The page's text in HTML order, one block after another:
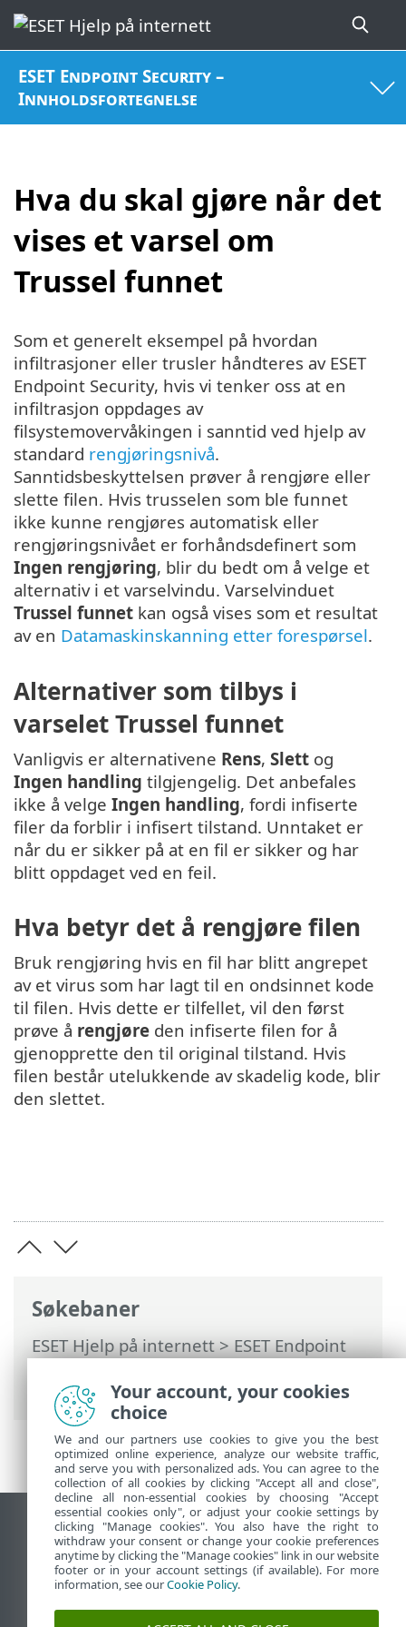
ESET Endpoint Security –
Innholdsfortegnelse
Hva du skal gjøre når det
vises et varsel om
Trussel funnet
Søkebaner
ESET Hjelp på internett>ESET Endpoint
> Trussel funnet
Som et generelt eksempel på hvordan
infiltrasjoner eller trusler håndteres av ESET
Endpoint Security, hvis vi tenker oss at en
infiltrasjon oppdages av
filsystemovervåkingen i sanntid ved hjelp av
standard rengjøringsnivå.
Sanntidsbeskyttelsen prøver å rengjøre eller
slette filen. Hvis trusselen som ble funnet
ikke kunne rengjøres automatisk eller
rengjøringsnivået er forhåndsdefinert som
Ingen rengjøring, blir du bedt om å velge et
alternativ i et varselvindu. Varselvinduet
Trussel funnet kan også vises som et resultat
av en Datamaskinskanning etter forespørsel.
Alternativer som tilbys i
varselet Trussel funnet
Vanligvis er alternativene Rens, Slett og
Ingen handling tilgjengelig. Det anbefales
ikke å velge Ingen handling, fordi infiserte
filer da forblir i infisert tilstand. Unntaket er
når du er sikker på at en fil er sikker og har
blitt oppdaget ved en feil.
Hva betyr det å rengjøre filen
Bruk rengjøring hvis en fil har blitt angrepet
av et virus som har lagt til en ondsinnet kode
til filen. Hvis dette er tilfellet, vil den først
prøve å rengjøre den infiserte filen for å
gjenopprette den til original tilstand. Hvis
filen består utelukkende av skadelig kode, blir
den slettet.
Se fullversjon av siden
End of Life
ESET Kunnskapsbase
ESET Status Portal
Your account, your cookies
choice
We and our partners use cookies to give you the best
optimized online experience, analyze our website traffic,
and serve you with personalized ads. You can agree to the
collection of all cookies by clicking "Accept all and close",
decline all non-essential cookies by choosing "Accept
essential cookies only", or adjust your cookie settings by
clicking "Manage cookies". You also have the right to
withdraw your consent or change your cookie preferences
anytime by clicking the "Manage cookies" link in our website
footer or in your account settings (if available). For more
information, see ourCookie Policy.